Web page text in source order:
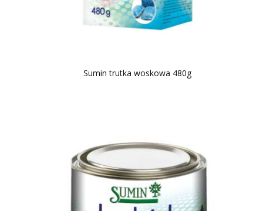
Sumin trutka woskowa 480g